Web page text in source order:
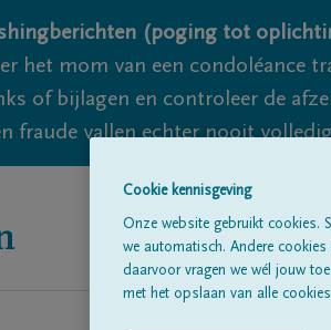
(poging tot
het mom van een condoléance
of bijlagen en controleer de
fraude vallen echter nooit
Cookie kennisgeving
Onze website gebruikt cookies.
we automatisch. Andere
daarvoor vragen we wél jouw
met het opslaan van alle